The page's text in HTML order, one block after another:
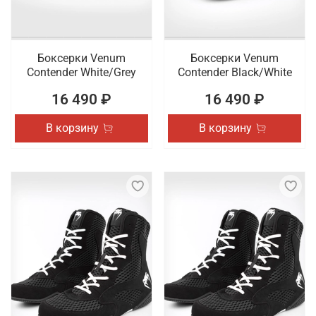
Боксерки Venum
Contender White/Grey
16 490 ₽
В корзину
Боксерки Venum
Contender Black/White
16 490 ₽
В корзину